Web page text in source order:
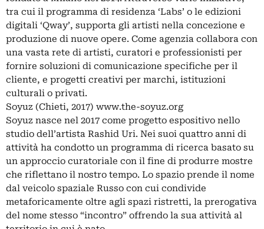
tra cui il programma di residenza ‘Labs’ o le edizioni
digitali ‘Qway’, supporta gli artisti nella concezione e
produzione di nuove opere. Come agenzia collabora con
una vasta rete di artisti, curatori e professionisti per
fornire soluzioni di comunicazione specifiche per il
cliente, e progetti creativi per marchi, istituzioni
culturali o privati.
Soyuz (Chieti, 2017) www.the-soyuz.org
Soyuz nasce nel 2017 come progetto espositivo nello
studio dell’artista Rashid Uri. Nei suoi quattro anni di
attività ha condotto un programma di ricerca basato su
un approccio curatoriale con il fine di produrre mostre
che riflettano il nostro tempo. Lo spazio prende il nome
dal veicolo spaziale Russo con cui condivide
metaforicamente oltre agli spazi ristretti, la prerogativa
del nome stesso “incontro” offrendo la sua attività al